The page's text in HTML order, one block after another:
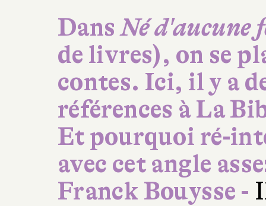
DansNé d'aucune
de livres), on se
contes. Ici, il y a
références à La
Et pourquoi ré-
avec cet angle
Franck Bouysse -